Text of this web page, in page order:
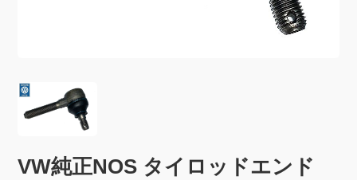
VW純正NOS タイロッドエンド